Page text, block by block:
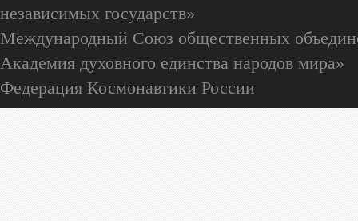
независимых государств»
Международный Союз общественных
Академия духовного единства народов мира»
Федерация Космонавтики России